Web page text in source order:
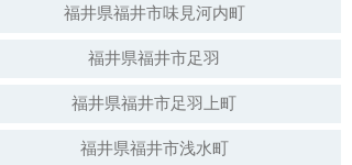
福井県福井市味見河内町
福井県福井市足羽
福井県福井市足羽上町
福井県福井市浅水町